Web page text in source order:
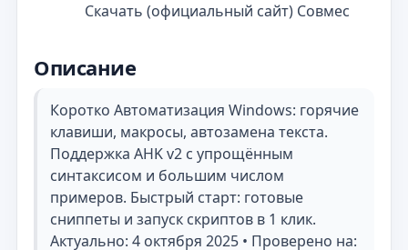
Скачать (официальный сайт) Совмес
Описание
Коротко Автоматизация Windows: горячие
клавиши, макросы, автозамена текста.
Поддержка AHK v2 с упрощённым
синтаксисом и большим числом
примеров. Быстрый старт: готовые
сниппеты и запуск скриптов в 1 клик.
Актуально: 4 октября 2025 • Проверено на: